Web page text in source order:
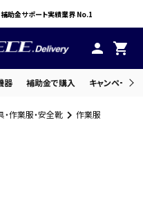
補助金サポート実績業界 No.1
person shopping_cart
器 補助金で購入 キャンペーン
作業服・安全靴 作業服